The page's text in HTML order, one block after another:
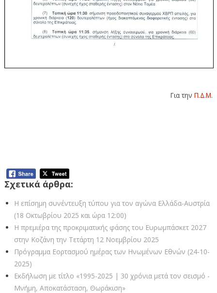
Για τηνΠ.Δ.Μ.
Σχετικά άρθρα:
Η επίσημη συνέντευξη τύπου για τον αγώνα Ελλάδα-Αυστρία
(18 Οκτωβρίου 2025 και ώρα 12:00)
Η πρεμιέρα της προκριματικής φάσης του Ευρωμπάσκετ 2027
στην Κοζάνη την Τετάρτη 12 Νοεμβρίου 2025
Πρόγραμμα Εορτασμού ημέρας των Ηνωμένων Εθνών (24-10-
2025)
Εκδήλωση με τίτλο «1995-2025 | 30 χρόνια μετά τον σεισμό -
Μνήμη, Αποκατάσταση, Θωράκιση»